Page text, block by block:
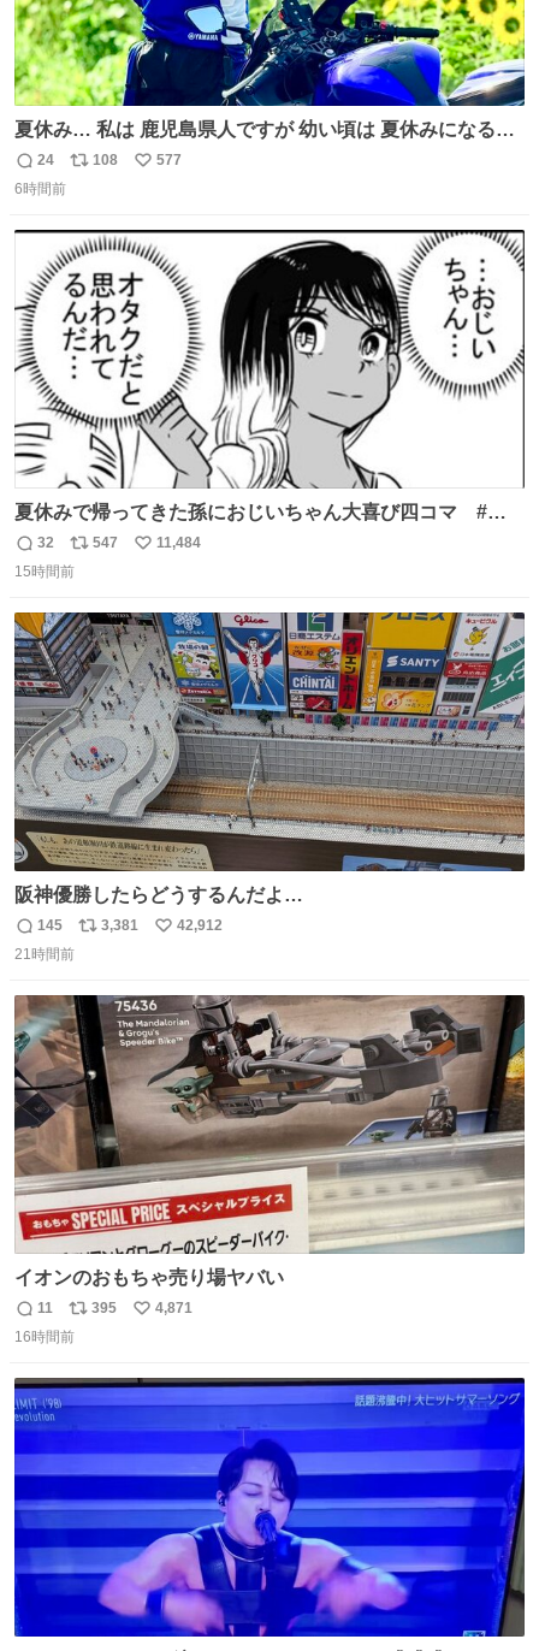
夏休み… 私は 鹿児島県人ですが 幼い頃は 夏休みになると
母の郷… 山梨へ遊びに行くのが楽しみでした 母の実家へ 1
ヶ月近く泊まって … … 今の私は 医療従事者 お盆休み？ﾅﾆ
景 淡い記憶 そんな思い出の風景… ありますか？
返
信
24
リ
ト
数
108
い
数
577
6時間前
夏休みで帰ってきた孫におじいちゃん大喜び四コマ #四
コマ漫画 #Web漫画 #漫画が読めるハッシュタグ
返
信
32
リ
ポ
ト
数
547
い
数
11,484
15時間前
阪神優勝したらどうするんだよ…
返
信
145
リ
ト
数
3,381
い
数
42,912
21時間前
イオンのおもちゃ売り場ヤバい
返
信
11
リ
ポ
ト
395
い
数
4,871
16時間前